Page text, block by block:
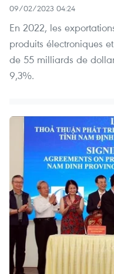
09/02/2023 04:24
En 2022, les
produits électroniques
de 55 milliards de
9,3%.